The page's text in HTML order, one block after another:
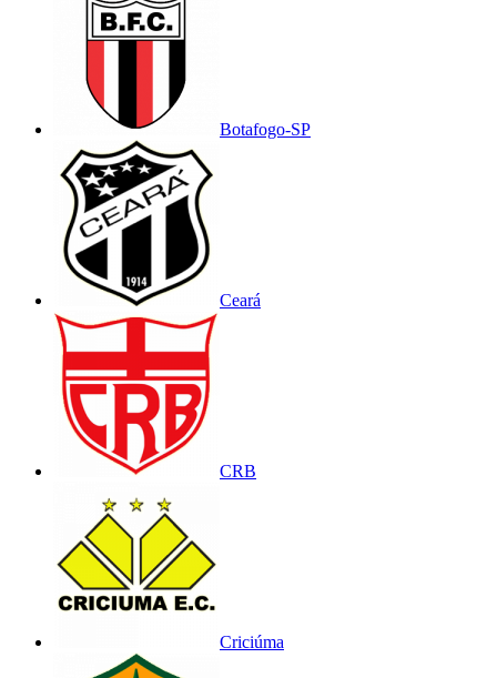
Botafogo-SP
Ceará
CRB
Criciúma